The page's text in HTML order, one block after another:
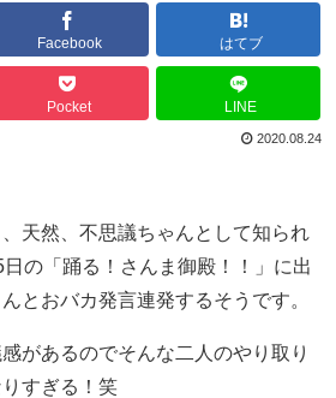
Facebook はてブ
Pocket LINE
2020.08.24
天然、不思議ちゃんとして知られ
の「踊る！さんま御殿！！」に出
とおバカ発言連発するそうです。
があるのでそんな二人のやり取り
すぎる！笑